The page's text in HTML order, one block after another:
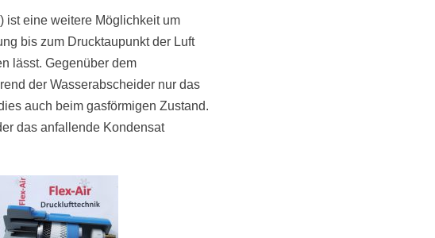
ist eine weitere Möglichkeit um
bis zum Drucktaupunkt der Luft
lässt. Gegenüber dem
der Wasserabscheider nur das
auch beim gasförmigen Zustand.
das anfallende Kondensat